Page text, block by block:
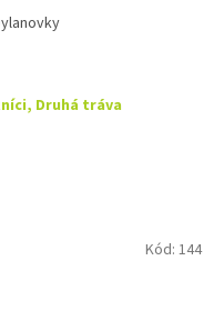
Druhá tráva
Kód: 144